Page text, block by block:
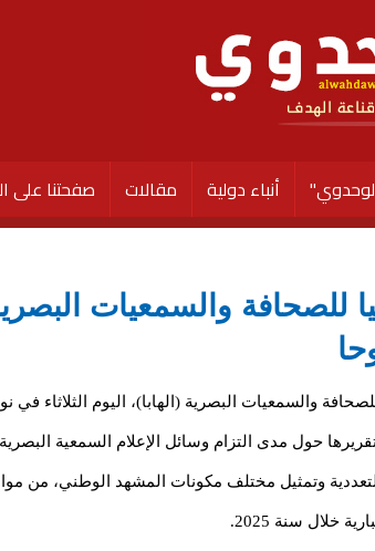
أنباء دولية مقالات صفحتنا على
للصحافة والسمعيات
والسمعيات البصرية (الهابا)، اليوم الثلاثاء في
حول مدى التزام وسائل الإعلام السمعية
وتمثيل مختلف مكونات المشهد الوطني، من
خلال سنة 2025.